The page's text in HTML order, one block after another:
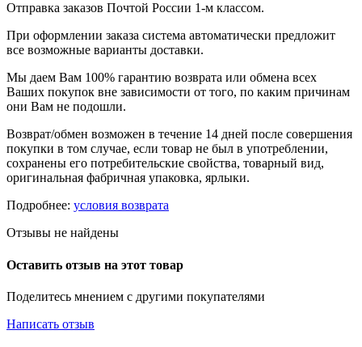
Отправка заказов Почтой России 1-м классом.
При оформлении заказа система автоматически предложит
все возможные варианты доставки.
Мы даем Вам 100% гарантию возврата или обмена всех
Ваших покупок вне зависимости от того, по каким причинам
они Вам не подошли.
Возврат/обмен возможен в течение 14 дней после совершения
покупки в том случае, если товар не был в употреблении,
сохранены его потребительские свойства, товарный вид,
оригинальная фабричная упаковка, ярлыки.
Подробнее: условия возврата
Отзывы не найдены
Оставить отзыв на этот товар
Поделитесь мнением с другими покупателями
Написать отзыв